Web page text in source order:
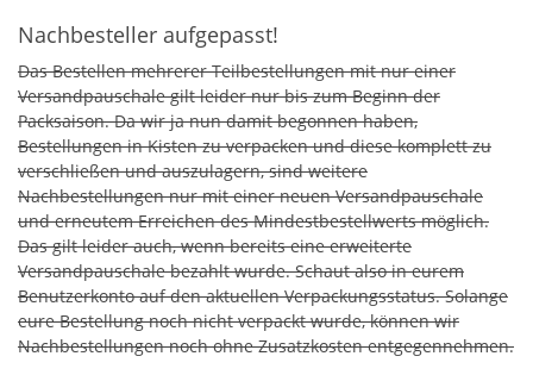
Nachbesteller aufgepasst!
Das Bestellen mehrerer Teilbestellungen mit nur einer
Versandpauschale gilt leider nur bis zum Beginn der
Packsaison. Da wir ja nun damit begonnen haben,
Bestellungen in Kisten zu verpacken und diese komplett zu
verschließen und auszulagern, sind weitere
Nachbestellungen nur mit einer neuen Versandpauschale
und erneutem Erreichen des Mindestbestellwerts möglich.
Das gilt leider auch, wenn bereits eine erweiterte
Versandpauschale bezahlt wurde. Schaut also in eurem
Benutzerkonto auf den aktuellen Verpackungsstatus. Solange
eure Bestellung noch nicht verpackt wurde, können wir
Nachbestellungen noch ohne Zusatzkosten entgegennehmen.